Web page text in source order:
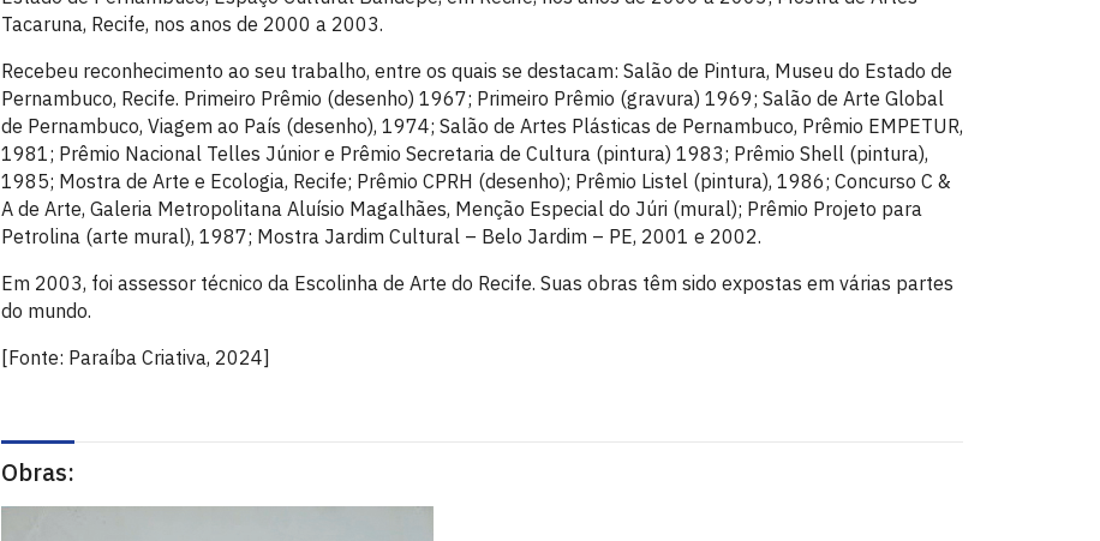
Tacaruna, Recife, nos anos de 2000 a 2003.
Recebeu reconhecimento ao seu trabalho, entre os quais se destacam: Salão de Pintura, Museu do Estado de
Pernambuco, Recife. Primeiro Prêmio (desenho) 1967; Primeiro Prêmio (gravura) 1969; Salão de Arte Global
de Pernambuco, Viagem ao País (desenho), 1974; Salão de Artes Plásticas de Pernambuco, Prêmio EMPETUR,
1981; Prêmio Nacional Telles Júnior e Prêmio Secretaria de Cultura (pintura) 1983; Prêmio Shell (pintura),
1985; Mostra de Arte e Ecologia, Recife; Prêmio CPRH (desenho); Prêmio Listel (pintura), 1986; Concurso C &
A de Arte, Galeria Metropolitana Aluísio Magalhães, Menção Especial do Júri (mural); Prêmio Projeto para
Petrolina (arte mural), 1987; Mostra Jardim Cultural – Belo Jardim – PE, 2001 e 2002.
Em 2003, foi assessor técnico da Escolinha de Arte do Recife. Suas obras têm sido expostas em várias partes
do mundo.
[Fonte: Paraíba Criativa, 2024]
Obras: